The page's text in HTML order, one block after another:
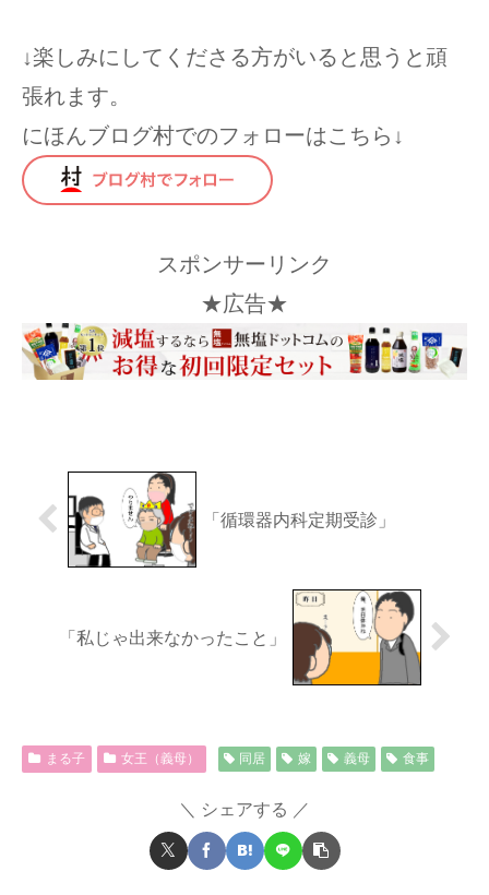
↓楽しみにしてくださる方がいると思うと頑
張れます。
にほんブログ村でのフォローはこちら↓
スポンサーリンク
★広告★
「循環器内科定期受診」
「私じゃ出来なかったこと」
まる子 女王（義母） 同居 嫁 義母 食事
シェアする